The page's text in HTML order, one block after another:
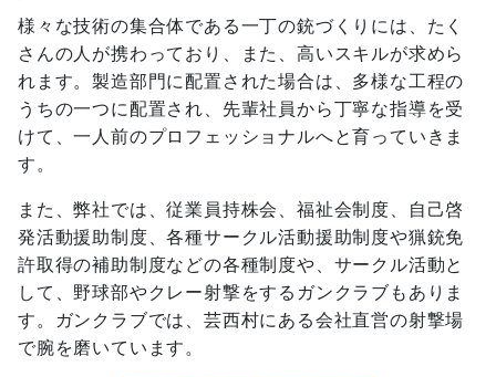
様々な技術の集合体である一丁の銃づくりには、たく
さんの人が携わっており、また、高いスキルが求めら
れます。製造部門に配置された場合は、多様な工程の
うちの一つに配置され、先輩社員から丁寧な指導を受
けて、一人前のプロフェッショナルへと育っていきま
す。
また、弊社では、従業員持株会、福祉会制度、自己啓
発活動援助制度、各種サークル活動援助制度や猟銃免
許取得の補助制度などの各種制度や、サークル活動と
して、野球部やクレー射撃をするガンクラブもありま
す。ガンクラブでは、芸西村にある会社直営の射撃場
で腕を磨いています。